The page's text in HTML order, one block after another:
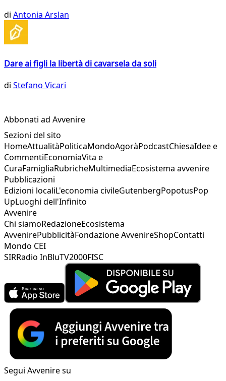
di Antonia Arslan
Dare ai figli la libertà di cavarsela da soli
di Stefano Vicari
Abbonati ad Avvenire
Sezioni del sito
HomeAttualitàPoliticaMondoAgoràPodcastChiesaIdee e
CommentiEconomiaVita e
CuraFamigliaRubricheMultimediaEcosistema avvenire
Pubblicazioni
Edizioni localiL'economia civileGutenbergPopotusPop
UpLuoghi dell'Infinito
Avvenire
Chi siamoRedazioneEcosistema
AvvenirePubblicitàFondazione AvvenireShopContatti
Mondo CEI
SIRRadio InBluTV2000FISC
Segui Avvenire su